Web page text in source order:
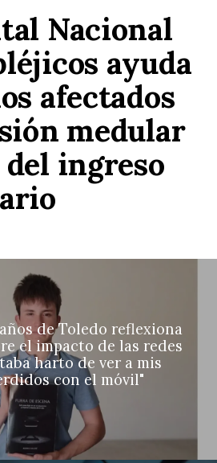
Nacional
ayuda
afectados
medular
ingreso
de Toledo reflexiona
el impacto de las redes
harto de ver a mis
con el móvil"